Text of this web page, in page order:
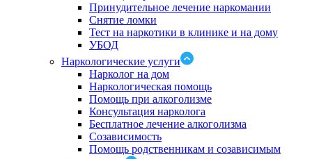
Принудительное лечение наркомании
Снятие ломки
Тест на наркотики в клинике и на дому
УБОД
Наркологические услуги
Нарколог на дом
Наркологическая помощь
Помощь при алкоголизме
Консультация нарколога
Бесплатное лечение алкоголизма
Созависимость
Помощь родственникам и созависимым